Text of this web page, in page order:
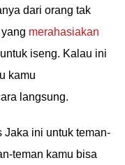
dari orang tak
merahasiakan
iseng. Kalau ini
kamu
langsung.
Jaka ini untuk teman-
teman kamu bisa